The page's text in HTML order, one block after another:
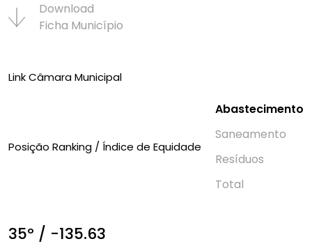
Download
Ficha Municí­pio
Link Câmara Municipal
Posição Ranking / Índice de Equidade
Abastecimento
Saneamento
Resí­duos
Total
35º / -135.63